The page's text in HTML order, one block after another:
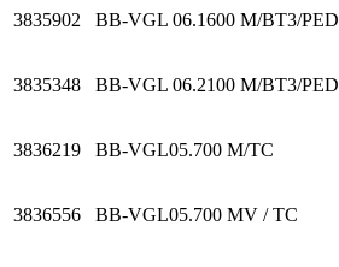
3835902 BB-VGL 06.1600 M/BT3/PED
3835348 BB-VGL 06.2100 M/BT3/PED
3836219 BB-VGL05.700 M/TC
3836556 BB-VGL05.700 MV / TC